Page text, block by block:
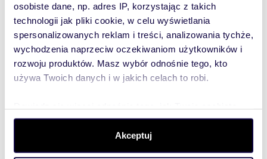
osobiste dane, np. adres IP, korzystając z takich
technologii jak pliki cookie, w celu wyświetlania
spersonalizowanych reklam i treści, analizowania tychże,
wychodzenia naprzeciw oczekiwaniom użytkowników i
rozwoju produktów. Masz wybór odnośnie tego, kto
używa Twoich danych i w jakich celach to robi.
dane są przetwarzane oraz ustaw własne preferencje w
. W Deklaracji plików cookie możesz
zmienić lub wycofać swoją zgodę w dowolnej chwili.
Akceptuj
Zatwierdź
Informacje o ogłoszeniodawcy
Biuro Nieruchomości Realton